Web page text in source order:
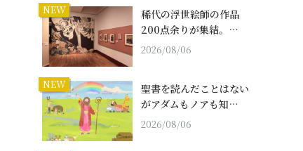
NEW
稀代の浮世絵師の作品
200点余りが集結。…
2026/08/06
NEW
聖書を読んだことはない
がアダムもノアも知…
2026/08/06